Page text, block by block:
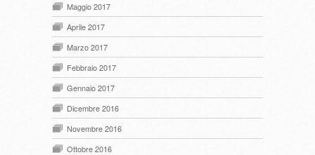
Maggio 2017
Aprile 2017
Marzo 2017
Febbraio 2017
Gennaio 2017
Dicembre 2016
Novembre 2016
Ottobre 2016